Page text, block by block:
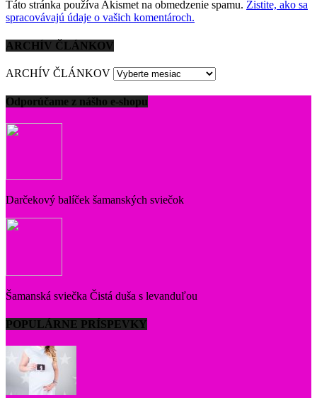
Táto stránka používa Akismet na obmedzenie spamu. Zistite, ako sa
spracovávajú údaje o vašich komentároch.
ARCHÍV ČLÁNKOV
ARCHÍV ČLÁNKOV
Odporúčame z nášho e-shopu
Darčekový balíček šamanských sviečok
Šamanská sviečka Čistá duša s levanduľou
POPULÁRNE PRÍSPEVKY